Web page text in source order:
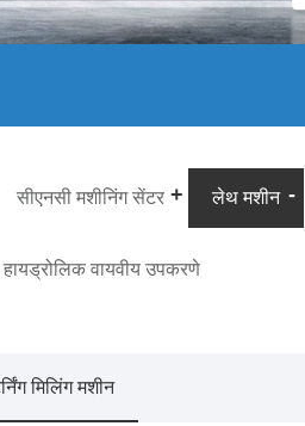
सीएनसी मशीनिंग सेंटर लेथ मशीन
हायड्रोलिक वायवीय उपकरणे
मिलिंग मशीन